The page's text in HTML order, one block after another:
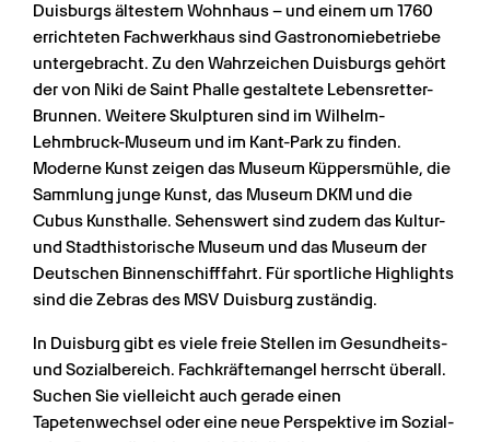
Duisburgs ältestem Wohnhaus – und einem um 1760
errichteten Fachwerkhaus sind Gastronomiebetriebe
untergebracht. Zu den Wahrzeichen Duisburgs gehört
der von Niki de Saint Phalle gestaltete Lebensretter-
Brunnen. Weitere Skulpturen sind im Wilhelm-
Lehmbruck-Museum und im Kant-Park zu finden.
Moderne Kunst zeigen das Museum Küppersmühle, die
Sammlung junge Kunst, das Museum DKM und die
Cubus Kunsthalle. Sehenswert sind zudem das Kultur-
und Stadthistorische Museum und das Museum der
Deutschen Binnenschifffahrt. Für sportliche Highlights
sind die Zebras des MSV Duisburg zuständig.
In Duisburg gibt es viele freie Stellen im Gesundheits-
und Sozialbereich. Fachkräftemangel herrscht überall.
Suchen Sie vielleicht auch gerade einen
Tapetenwechsel oder eine neue Perspektive im Sozial-